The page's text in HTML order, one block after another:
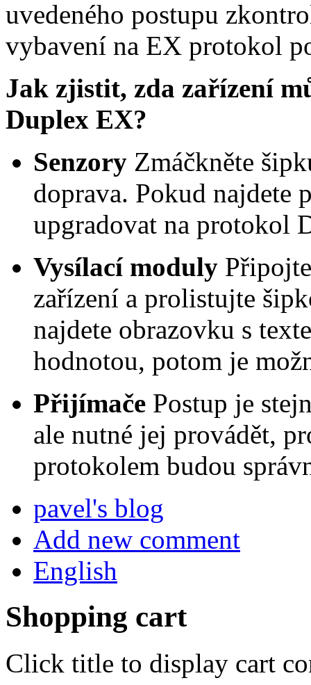
uvedeného postupu
vybavení na EX protokol
Jak zjistit, zda zařízení
Duplex EX?
Senzory Zmáčkněte
doprava. Pokud najdete
upgradovat na protokol
Vysílací moduly
zařízení a prolistujte
najdete obrazovku s
hodnotou, potom je
Přijímače Postup je
ale nutné jej provádět,
protokolem budou
pavel's blog
Add new comment
English
Shopping cart
Click title to display cart